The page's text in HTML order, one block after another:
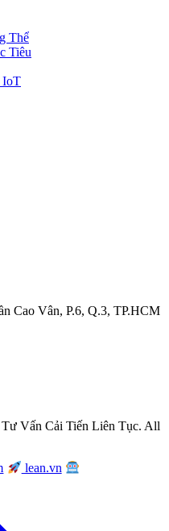
Thể
Tiêu
IoT
Cao Vân, P.6, Q.3, TP.HCM
Vấn Cải Tiến Liên Tục. All
lean.vn